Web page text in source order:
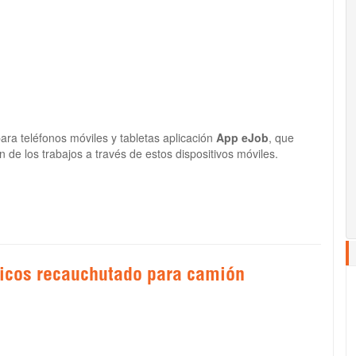
teléfonos móviles y tabletas aplicación App eJob, que
los trabajos a través de estos dispositivos móviles.
recauchutado para camión